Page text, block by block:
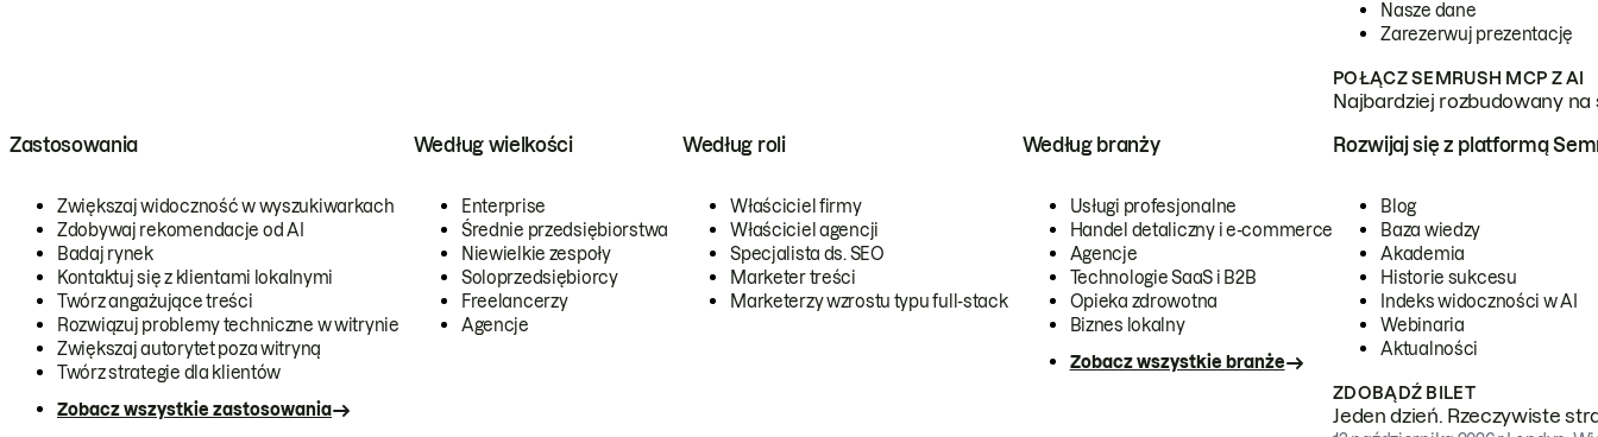
Nasze dane
Zarezerwuj prezentację
POŁĄCZ SEMRUSH MCP Z AI
Najbardziej rozbudowany
Zastosowania
Zwiększaj widoczność w wyszukiwarkach
Zdobywaj rekomendacje od AI
Badaj rynek
Kontaktuj się z klientami lokalnymi
Twórz angażujące treści
Rozwiązuj problemy techniczne w witrynie
Zwiększaj autorytet poza witryną
Twórz strategie dla klientów
Zobacz wszystkie zastosowania
Według wielkości
Enterprise
Średnie przedsiębiorstwa
Niewielkie zespoły
Soloprzedsiębiorcy
Freelancerzy
Agencje
Według roli
Właściciel firmy
Właściciel agencji
Specjalista ds. SEO
Marketer treści
Marketerzy wzrostu typu full-stack
Według branży
Usługi profesjonalne
Handel detaliczny i e-commerce
Agencje
Technologie SaaS i B2B
Opieka zdrowotna
Biznes lokalny
Zobacz wszystkie branże
Rozwijaj się z platformą
Blog
Baza wiedzy
Akademia
Historie sukcesu
Indeks widoczności w AI
Webinaria
Aktualności
ZDOBĄDŹ BILET
Jeden dzień. Rzeczywiste